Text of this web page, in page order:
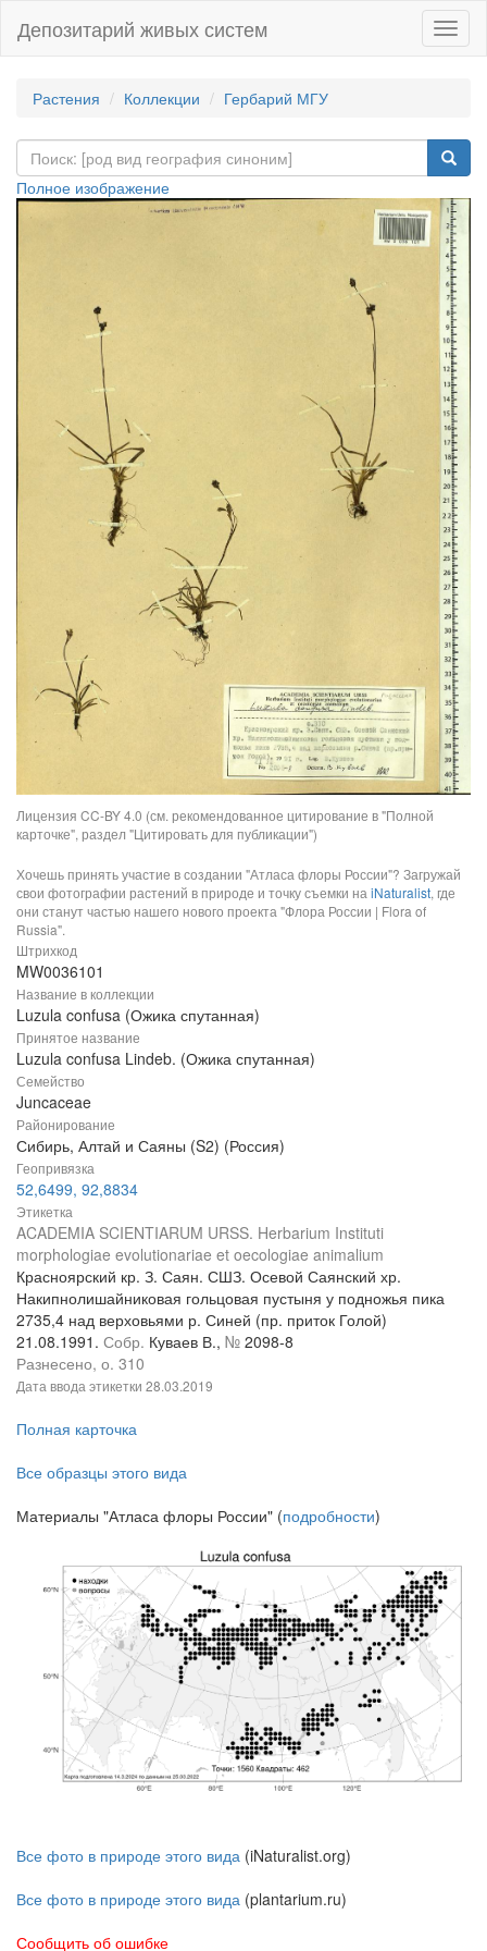
Депозитарий живых систем
Растения Коллекции Гербарий МГУ
Полное изображение
Лицензия CC-BY 4.0 (см. рекомендованное цитирование в "Полной
карточке", раздел "Цитировать для публикации")
Хочешь принять участие в создании "Атласа флоры России"? Загружай
свои фотографии растений в природе и точку съемки на iNaturalist, где
они станут частью нашего нового проекта "Флора России | Flora of
Russia".
Штрихкод
MW0036101
Название в коллекции
Luzula confusa (Ожика спутанная)
Принятое название
Luzula confusa Lindeb. (Ожика спутанная)
Семейство
Juncaceae
Районирование
Сибирь, Алтай и Саяны (S2) (Россия)
Геопривязка
52,6499, 92,8834
Этикетка
ACADEMIA SCIENTIARUM URSS. Herbarium Instituti
morphologiae evolutionariae et oecologiae animalium
Красноярский кр. З. Саян. СШЗ. Осевой Саянский хр.
Накипнолишайниковая гольцовая пустыня у подножья пика
2735,4 над верховьями р. Синей (пр. приток Голой)
21.08.1991. Собр. Куваев В., № 2098-8
Разнесено, о. 310
Дата ввода этикетки 28.03.2019
Полная карточка
Все образцы этого вида
Материалы "Атласа флоры России" (подробности)
Все фото в природе этого вида (iNaturalist.org)
Все фото в природе этого вида (plantarium.ru)
Сообщить об ошибке